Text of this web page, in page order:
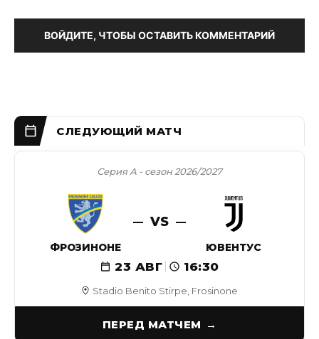
ВОЙДИТЕ, ЧТОБЫ ОСТАВИТЬ КОММЕНТАРИЙ
Stadio Benito Stirpe, Frosinone
Серия А - сезон 2026/2027
ФРОЗИНОНЕ
VS
ЮВЕНТУС
23 АВГ 16:30
ПЕРЕД МАТЧЕМ